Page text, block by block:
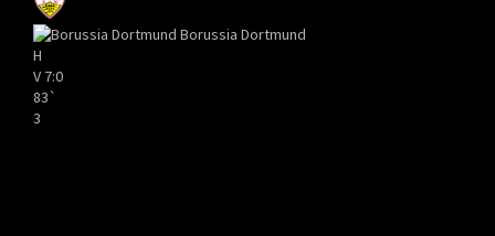
Borussia Dortmund
H
V 7:0
83`
3